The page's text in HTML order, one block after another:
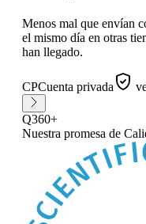
Menos mal que envían
el mismo día en otras
han llegado.
CPCuenta privada
Q360+
Nuestra promesa de